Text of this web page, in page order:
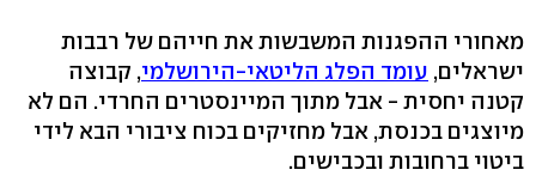
מאחורי ההפגנות המשבשות את חייהם של רבבות
ישראלים, עומד הפלג הליטאי-הירושלמי, קבוצה
קטנה יחסית - אבל מתוך המיינסטרים החרדי. הם לא
מיוצגים בכנסת, אבל מחזיקים בכוח ציבורי הבא לידי
ביטוי ברחובות ובכבישים.